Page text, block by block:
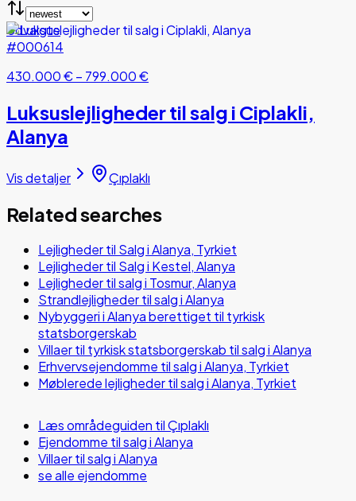
Udvalgte
#000614
430.000 €– 799.000 €
Luksuslejligheder til salg i Ciplakli,
Alanya
Vis detaljer Çıplaklı
Related searches
Lejligheder til Salg i Alanya, Tyrkiet
Lejligheder til Salg i Kestel, Alanya
Lejligheder til salg i Tosmur, Alanya
Strandlejligheder til salg i Alanya
Nybyggeri i Alanya berettiget til tyrkisk
statsborgerskab
Villaer til tyrkisk statsborgerskab til salg i Alanya
Erhvervsejendomme til salg i Alanya, Tyrkiet
Møblerede lejligheder til salg i Alanya, Tyrkiet
Læs områdeguiden til Çıplaklı
Ejendomme til salg i Alanya
Villaer til salg i Alanya
se alle ejendomme